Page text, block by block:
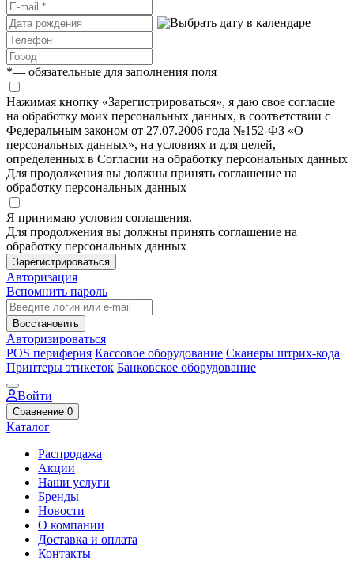
*— обязательные для заполнения поля
Нажимая кнопку «Зарегистрироваться», я даю свое согласие
на обработку моих персональных данных, в соответствии с
Федеральным законом от 27.07.2006 года №152-ФЗ «О
персональных данных», на условиях и для целей,
определенных в Согласии на обработку персональных данных
Для продолжения вы должны принять соглашение на
обработку персональных данных
Я принимаю условия соглашения.
Для продолжения вы должны принять соглашение на
обработку персональных данных
Зарегистрироваться
Авторизация
Вспомнить пароль
Восстановить
Авторизироваться
POS периферия Кассовое оборудование Сканеры штрих-кода
Принтеры этикеток Банковское оборудование
Войти
Сравнение 0
Каталог
Распродажа
Акции
Наши услуги
Бренды
Новости
О компании
Доставка и оплата
Контакты